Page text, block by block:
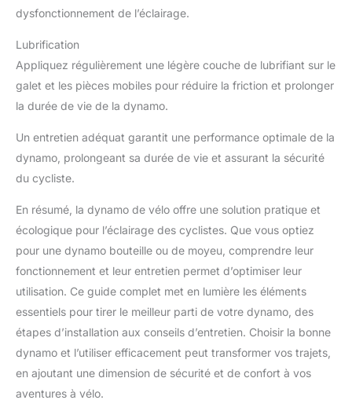
dysfonctionnement de l’éclairage.
Lubrification
Appliquez régulièrement une légère couche de lubrifiant sur le
galet et les pièces mobiles pour réduire la friction et prolonger
la durée de vie de la dynamo.
Un entretien adéquat garantit une performance optimale de la
dynamo, prolongeant sa durée de vie et assurant la sécurité
du cycliste.
En résumé, la dynamo de vélo offre une solution pratique et
écologique pour l’éclairage des cyclistes. Que vous optiez
pour une dynamo bouteille ou de moyeu, comprendre leur
fonctionnement et leur entretien permet d’optimiser leur
utilisation. Ce guide complet met en lumière les éléments
essentiels pour tirer le meilleur parti de votre dynamo, des
étapes d’installation aux conseils d’entretien. Choisir la bonne
dynamo et l’utiliser efficacement peut transformer vos trajets,
en ajoutant une dimension de sécurité et de confort à vos
aventures à vélo.